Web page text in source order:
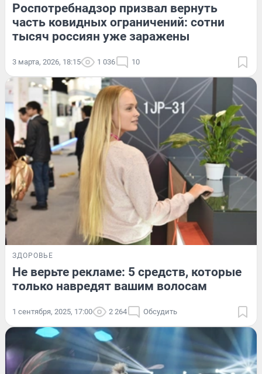
Роспотребнадзор призвал вернуть
часть ковидных ограничений: сотни
тысяч россиян уже заражены
3 марта, 2026, 18:15 1 036 10
ЗДОРОВЬЕ
Не верьте рекламе: 5 средств, которые
только навредят вашим волосам
1 сентября, 2025, 17:00 2 264 Обсудить